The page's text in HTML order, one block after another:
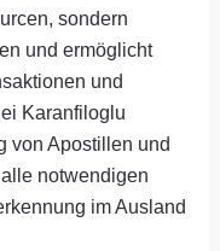
sondern
und ermöglicht
und
Karanfiloglu
von Apostillen und
notwendigen
im Ausland